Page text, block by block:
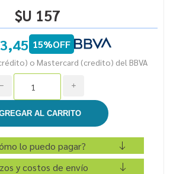
$U 157
15%OFF
o Mastercard (credito) del BBVA
i
h
lo puedo pagar?
y costos de envío